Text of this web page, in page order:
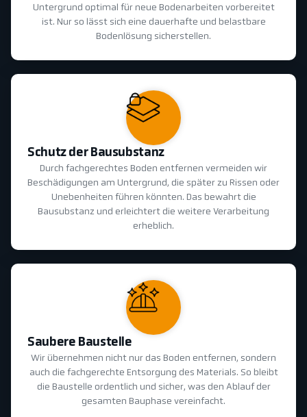
Untergrund optimal für neue Bodenarbeiten vorbereitet
ist. Nur so lässt sich eine dauerhafte und belastbare
Bodenlösung sicherstellen.
Schutz der Bausubstanz
Durch fachgerechtes Boden entfernen vermeiden wir
Beschädigungen am Untergrund, die später zu Rissen oder
Unebenheiten führen könnten. Das bewahrt die
Bausubstanz und erleichtert die weitere Verarbeitung
erheblich.
Saubere Baustelle
Wir übernehmen nicht nur das Boden entfernen, sondern
auch die fachgerechte Entsorgung des Materials. So bleibt
die Baustelle ordentlich und sicher, was den Ablauf der
gesamten Bauphase vereinfacht.